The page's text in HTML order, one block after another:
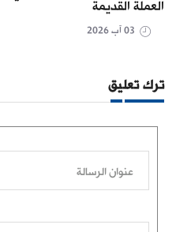
العملة القديمة
ترك تعليق
عنوان الرسالة